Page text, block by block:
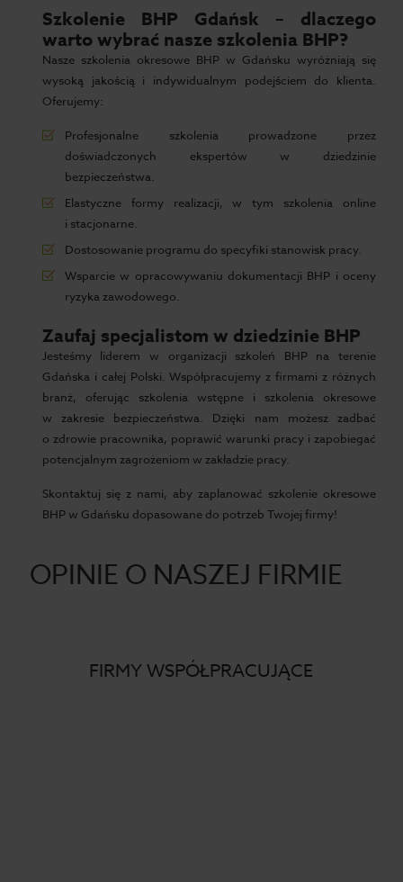
Szkolenie BHP Gdańsk – dlaczego
warto wybrać nasze szkolenia BHP?
Nasze szkolenia okresowe BHP w Gdańsku wyróżniają się
wysoką jakością i indywidualnym podejściem do klienta.
Oferujemy:
Profesjonalne szkolenia prowadzone przez
doświadczonych ekspertów w dziedzinie
bezpieczeństwa.
Elastyczne formy realizacji, w tym szkolenia online
i stacjonarne.
Dostosowanie programu do specyfiki stanowisk pracy.
Wsparcie w opracowywaniu dokumentacji BHP i oceny
ryzyka zawodowego.
Zaufaj specjalistom w dziedzinie BHP
Jesteśmy liderem w organizacji szkoleń BHP na terenie
Gdańska i całej Polski. Współpracujemy z firmami z różnych
branż, oferując szkolenia wstępne i szkolenia okresowe
w zakresie bezpieczeństwa. Dzięki nam możesz zadbać
o zdrowie pracownika, poprawić warunki pracy i zapobiegać
potencjalnym zagrożeniom w zakładzie pracy.
Skontaktuj się z nami, aby zaplanować szkolenie okresowe
BHP w Gdańsku dopasowane do potrzeb Twojej firmy!
OPINIE O NASZEJ FIRMIE
FIRMY WSPÓŁPRACUJĄCE